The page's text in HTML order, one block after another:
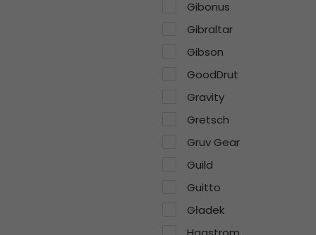
Gibonus
Gibraltar
Gibson
GoodDrut
Gravity
Gretsch
Gruv Gear
Guild
Guitto
Gładek